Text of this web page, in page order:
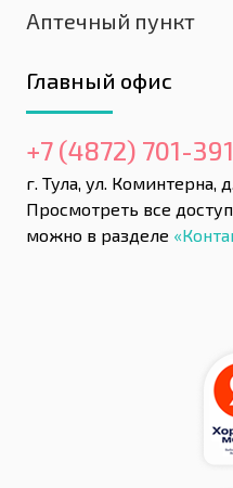
Аптечный пункт
Главный офис
+7 (4872) 701-391
г. Тула, ул. Коминтерна,
Просмотреть все
можно в разделе